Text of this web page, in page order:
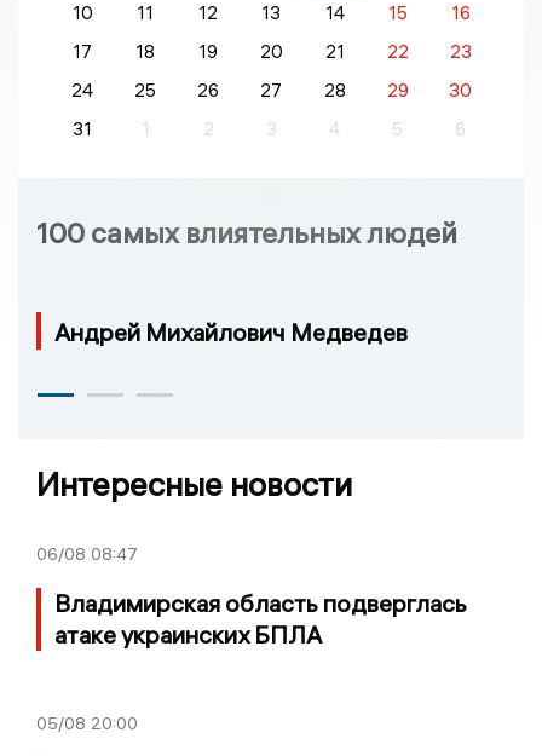
10
11 12 13 14 15
16
17
18 19 20 21 22
23
24
25 26 27 28 29
30
31
1 2 3 4 5 6
100 самых влиятельных людей
Андрей Михайлович Медведев
Интересные новости
06/08 08:47
Владимирская область подверглась
атаке украинских БПЛА
05/08 20:00